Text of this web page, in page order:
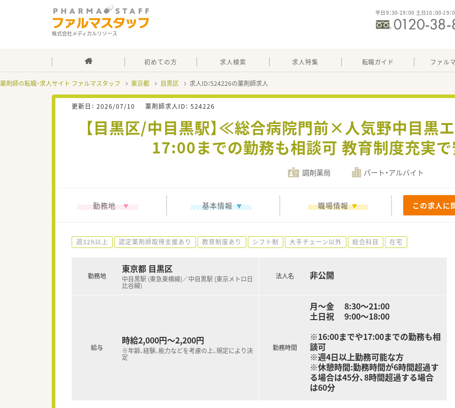
株式会社メディカルリソース
平日9：30-19：00 土日10：00-19：
初めての方 求人検索 求人特集 転職ガイド ファル
薬剤師の転職・求人サイト ファルマスタッフ 東京都 目黒区 求人ID：524226の薬剤師求人
更新日： 2026/07/10 薬剤師求人ID： 524226
【目黒区/中目黒駅】≪総合病院門前×人気野中目黒
17:00までの勤務も相談可 教育制度充実
調剤薬局 パート・アルバイト
勤務地 基本情報 職場情報 この求人に
週32h以上 認定薬剤師取得支援あり 教育制度あり シフト制 大手チェーン以外 総合科目 在宅
勤務地
東京都 目黒区
中目黒駅 (東急東横線)／中目黒駅 (東京メトロ日
比谷線)
給与
時給2,000円～2,200円
※年齢、経験、能力などを考慮の上、規定により決
定
法人名 非公開
勤務時間
月～金 8:30～21:00
土日祝 9:00～18:00
※16:00までや17:00までの勤務も相
談可
※週4日以上勤務可能な方
※休憩時間:勤務時間が6時間超過す
る場合は45分、8時間超過する場合
は60分